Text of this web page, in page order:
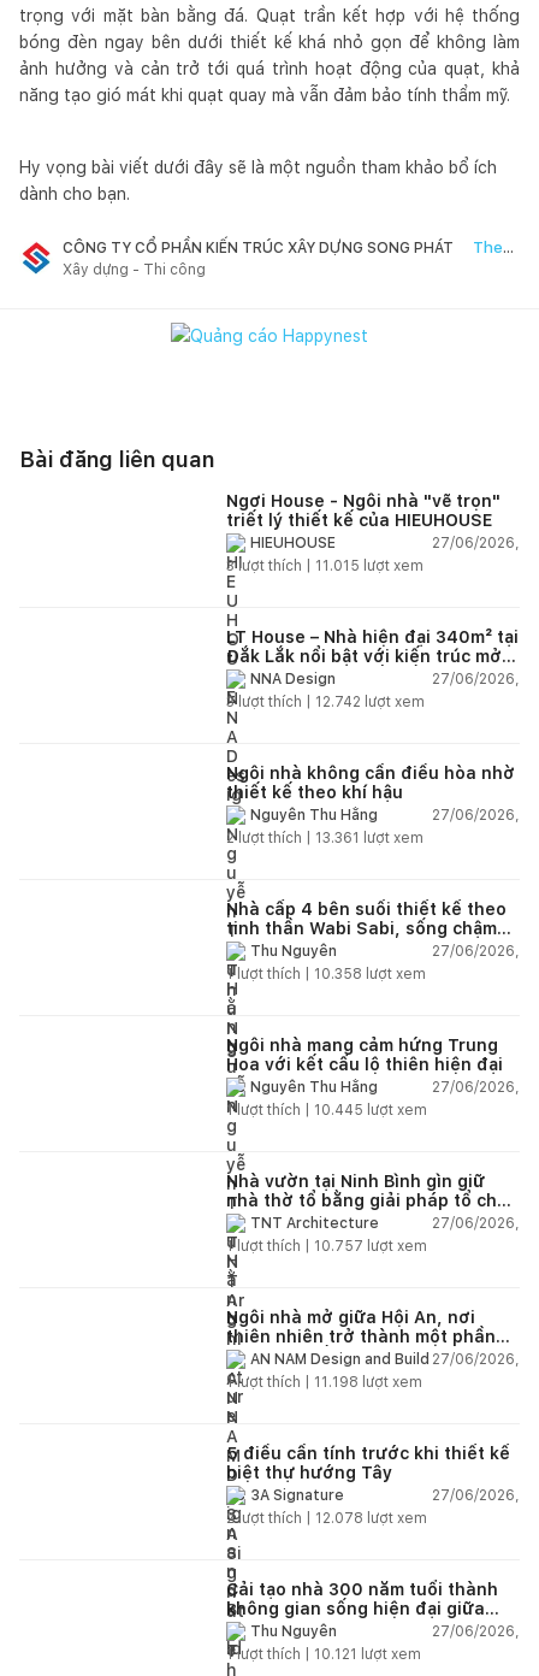
trọng với mặt bàn bằng đá. Quạt trần kết hợp với hệ thống
bóng đèn ngay bên dưới thiết kế khá nhỏ gọn để không làm
ảnh hưởng và cản trở tới quá trình hoạt động của quạt, khả
năng tạo gió mát khi quạt quay mà vẫn đảm bảo tính thẩm mỹ.
Hy vọng bài viết dưới đây sẽ là một nguồn tham khảo bổ ích
dành cho bạn.
CÔNG TY CỔ PHẦN KIẾN TRÚC XÂY DỰNG SONG PHÁT
Theo
dõi
Xây dựng - Thi công
Bài đăng liên quan
Ngơi House - Ngôi nhà "vẽ trọn"
triết lý thiết kế của HIEUHOUSE
HIEUHOUSE
27/06/2026,
3lượt thích | 11.015 lượt xem
LT House – Nhà hiện đại 340m² tại
Đắk Lắk nổi bật với kiến trúc mở
và hệ sân vườn kết nối thiên
nhiên
NNA Design
27/06/2026,
3lượt thích | 12.742 lượt xem
Ngôi nhà không cần điều hòa nhờ
thiết kế theo khí hậu
Nguyễn Thu Hằng
27/06/2026,
2lượt thích | 13.361 lượt xem
Nhà cấp 4 bên suối thiết kế theo
tinh thần Wabi Sabi, sống chậm
giữa thiên nhiên
Thu Nguyễn
27/06/2026,
1lượt thích | 10.358 lượt xem
Ngôi nhà mang cảm hứng Trung
Hoa với kết cấu lộ thiên hiện đại
Nguyễn Thu Hằng
27/06/2026,
1lượt thích | 10.445 lượt xem
Nhà vườn tại Ninh Bình gìn giữ
nhà thờ tổ bằng giải pháp tổ chức
lại không gian
TNT Architecture
27/06/2026,
1lượt thích | 10.757 lượt xem
Ngôi nhà mở giữa Hội An, nơi
thiên nhiên trở thành một phần
của cuộc sống
AN NAM Design and Build 27/06/2026,
1lượt thích | 11.198 lượt xem
5 điều cần tính trước khi thiết kế
biệt thự hướng Tây
3A Signature
27/06/2026,
2lượt thích | 12.078 lượt xem
Cải tạo nhà 300 năm tuổi thành
không gian sống hiện đại giữa
thiên nhiên
Thu Nguyễn
27/06/2026,
1lượt thích | 10.121 lượt xem